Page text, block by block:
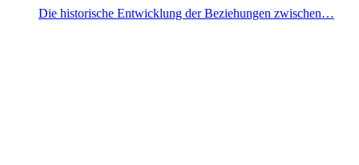
Die historische Entwicklung der Beziehungen zwischen…